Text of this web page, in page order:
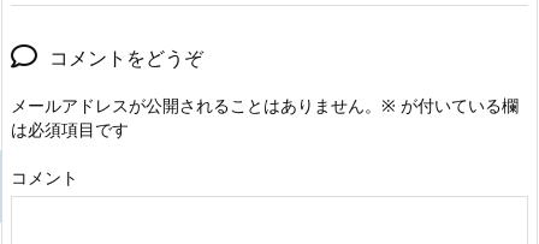
コメントをどうぞ
メールアドレスが公開されることはありません。 ※ が付いている欄
は必須項目です
コメント